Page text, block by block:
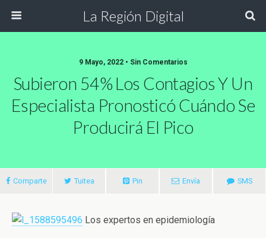
La Región Digital
9 Mayo, 2022 • Sin Comentarios
Subieron 54% Los Contagios Y Un
Especialista Pronosticó Cuándo Se
Producirá El Pico
Comparte Tuitea Pin Envía SMS
Los expertos en epidemiología